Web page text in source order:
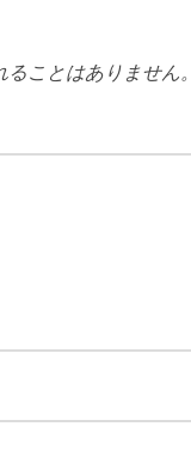
ことはありません。